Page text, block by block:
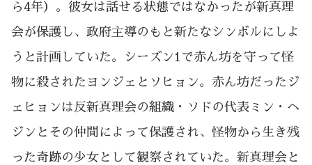
ら4年）。彼女は話せる状態ではなかったが新真理
会が保護し、政府主導のもと新たなシンボルにしよ
うと計画していた。シーズン1で赤ん坊を守って怪
物に殺されたヨンジェとソヒョン。赤ん坊だったジ
ェヒョンは反新真理会の組織・ソドの代表ミン・ヘ
ジンとその仲間によって保護され、怪物から生き残
った奇跡の少女として観察されていた。新真理会と